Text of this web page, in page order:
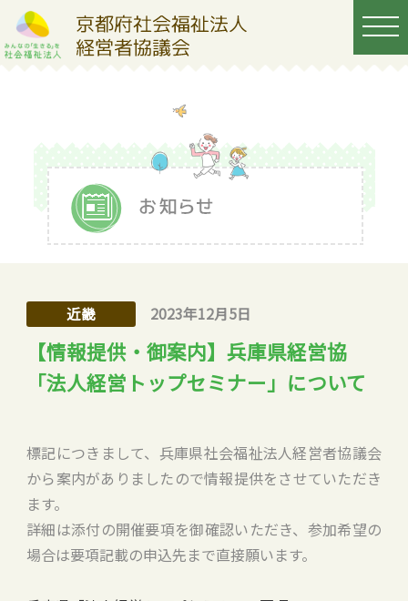
近畿 2023年12月5日
【情報提供・御案内】兵庫県経営協
「法人経営トップセミナー」について
標記につきまして、兵庫県社会福祉法人経営者協議会
から案内がありましたので情報提供をさせていただき
ます。
詳細は添付の開催要項を御確認いただき、参加希望の
場合は要項記載の申込先まで直接願います。